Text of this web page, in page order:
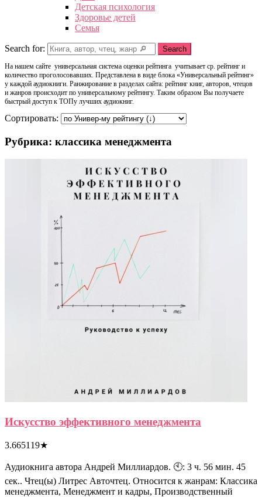
Детская психология
Здоровье детей
Семья
Search for: Search
На нашем сайте универсальная система оценки рейтинга учитывает ср. рейтинг и
количество проголосовавших. Представлена в виде блока «Универсальный рейтинг»
у каждой аудиокниги. Ранжирование в разделах сайта: рейтинг книг, авторов, чтецов
и жанров происходит по универсальному рейтингу. Таким образом Вы получаете
быстрый доступ к ТОПу лучших аудиокниг.
Сортировать:
Рубрика: классика менеджмента
Искусство эффективного менеджмента
3.665119★
Аудиокнига автора Андрей Миллиардов. 🕙: 3 ч. 56 мин. 45
сек.. Чтец(ы) Литрес Авточтец. Относится к жанрам: Классика
менеджмента, Менеджмент и кадры, Производственный